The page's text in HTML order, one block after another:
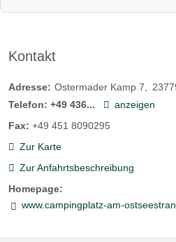
Kontakt
Adresse: Ostermader Kamp 7
Telefon: +49 436...
anzeigen
Fax: +49 451 8090295
Zur Karte
Zur Anfahrtsbeschreibung
Homepage:
www.campingplatz-am-